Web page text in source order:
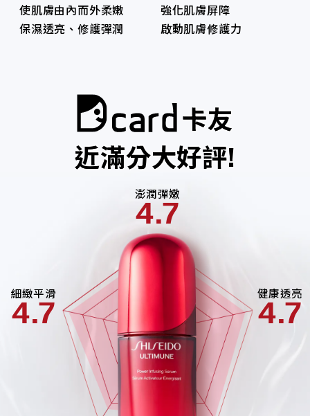
使肌膚由內而外柔嫩
保濕透亮、修護彈潤
強化肌膚屏障
啟動肌膚修護力
卡友
近滿分大好評!
澎潤彈嫩
4.7
健康透亮
4.7
細緻平滑
4.7